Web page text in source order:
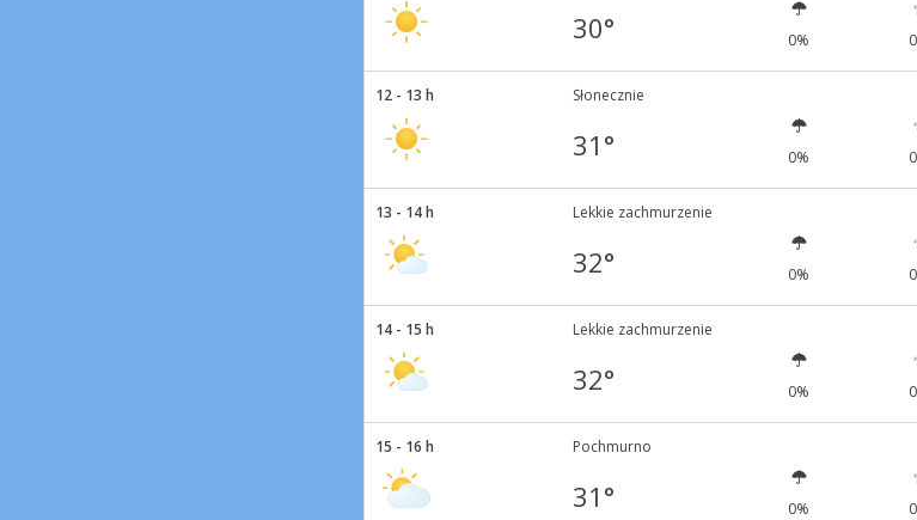
30° 0%
12 - 13 h Słonecznie
31° 0%
13 - 14 h Lekkie zachmurzenie
32° 0%
14 - 15 h Lekkie zachmurzenie
32° 0%
15 - 16 h Pochmurno
31° 0%